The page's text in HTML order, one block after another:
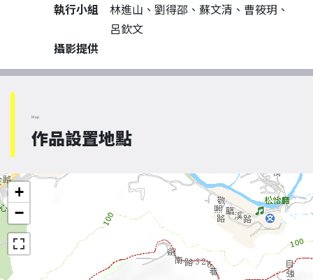
執行小組
林進山、劉得邵、蘇文清、曹筱玥、
呂欽文
攝影提供
Map
作品設置地點
+
−